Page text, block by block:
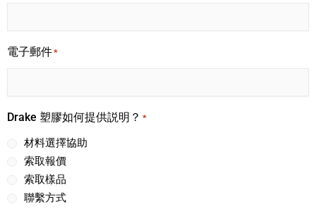
電子郵件*
Drake 塑膠如何提供説明？ *
材料選擇協助
索取報價
索取樣品
聯繫方式